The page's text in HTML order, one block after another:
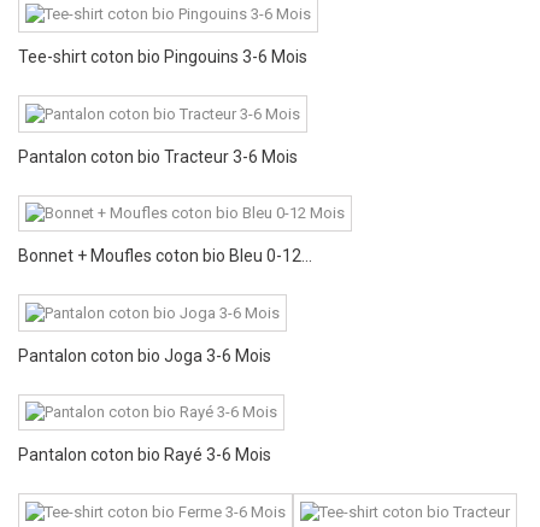
Tee-shirt coton bio Pingouins 3-6 Mois
Pantalon coton bio Tracteur 3-6 Mois
Bonnet + Moufles coton bio Bleu 0-12...
Pantalon coton bio Joga 3-6 Mois
Pantalon coton bio Rayé 3-6 Mois